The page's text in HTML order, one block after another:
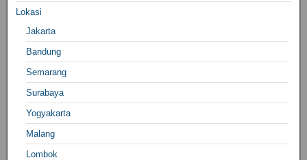
Lokasi
Jakarta
Bandung
Semarang
Surabaya
Yogyakarta
Malang
Lombok